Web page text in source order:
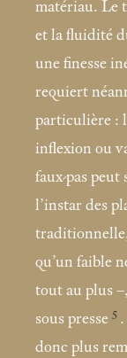
matériau. Le
et la fluidité
une finesse
requiert
particulière :
inflexion ou
faux-pas peut
l’instar des
qu’un faible
tout au plus –,
sous presse 5
donc plus